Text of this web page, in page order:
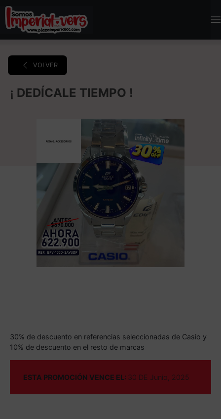
VOLVER
¡ DEDÍCALE TIEMPO !
30% de descuento en referencias seleccionadas de Casio y
10% de descuento en el resto de marcas
ESTA PROMOCIÓN VENCE EL: 30 DE Junio, 2025